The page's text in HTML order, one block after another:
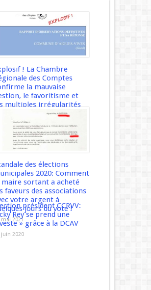
! La Chambre
des Comptes
la mauvaise
le favoritisme et
multiples irrégularités
par la
REY depuis des
juillet 2021
des élections
2020: Comment
maire sortant a acheté
faveurs des associations
votre argent à
jours du vote !
2021
président CCRVV:
Rey se prend une
» grâce à la DCAV
juin 2020